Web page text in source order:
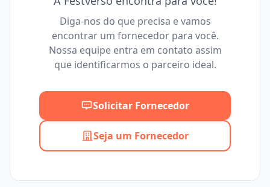
Máximo
Diga-nos do que precisa e vamos
encontrar um fornecedor para você.
Nossa equipe entra em contato assim
que identificarmos o parceiro ideal.
Solicitar Fornecedor
Seja um Fornecedor